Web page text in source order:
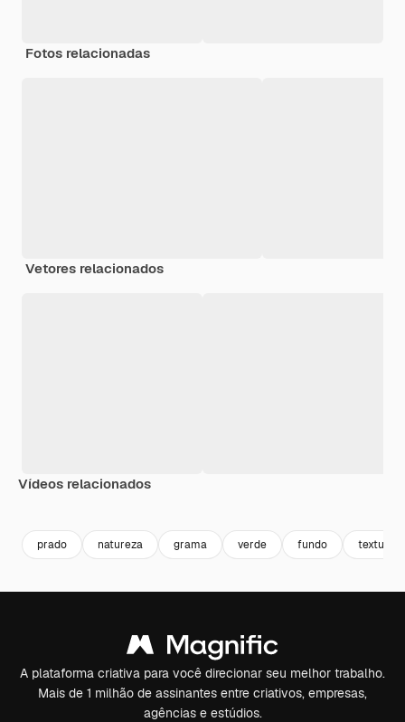
Fotos relacionadas
Vetores relacionados
Vídeos relacionados
prado natureza grama verde fundo textura
A plataforma criativa para você direcionar seu melhor trabalho.
Mais de 1 milhão de assinantes entre criativos, empresas,
agências e estúdios.